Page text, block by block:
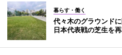
暮らす・働く
代々木のグラウンド
日本代表戦の芝生を